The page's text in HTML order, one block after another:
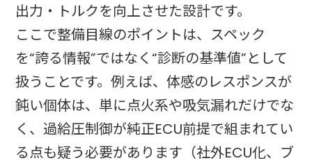
出力・トルクを向上させた設計です。
ここで整備目線のポイントは、スペック
を“誇る情報”ではなく“診断の基準値”として
扱うことです。例えば、体感のレスポンスが
鈍い個体は、単に点火系や吸気漏れだけでな
く、過給圧制御が純正ECU前提で組まれてい
る点も疑う必要があります（社外ECU化、ブ